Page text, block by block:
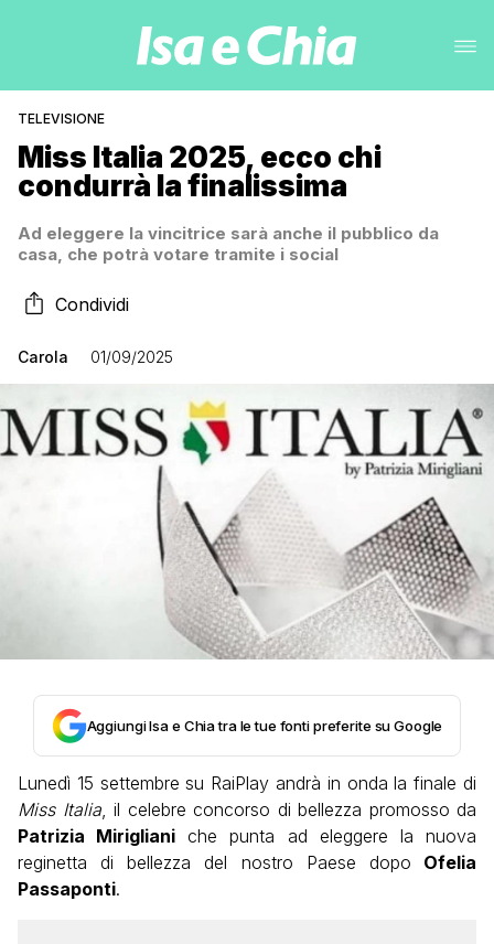
TELEVISIONE
Miss Italia 2025, ecco chi
condurrà la finalissima
Ad eleggere la vincitrice sarà anche il pubblico da
casa, che potrà votare tramite i social
Condividi
Carola 01/09/2025
Aggiungi Isa e Chia tra le tue fonti preferite su Google
Lunedì 15 settembre su RaiPlay andrà in onda la finale di
Miss Italia, il celebre concorso di bellezza promosso da
Patrizia Mirigliani che punta ad eleggere la nuova
reginetta di bellezza del nostro Paese dopo Ofelia
Passaponti.